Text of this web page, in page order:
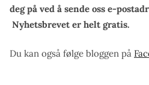
deg på ved å sende oss e-
Nyhetsbrevet er helt gratis.
Du kan også følge bloggen på